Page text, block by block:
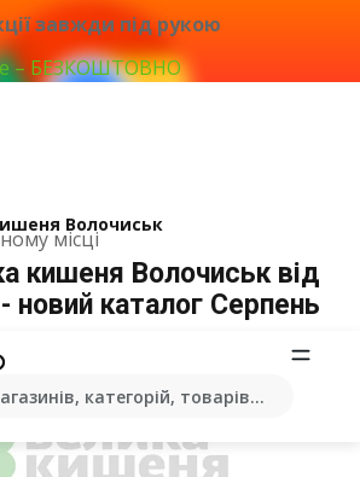
завжди під рукою
– БЕЗКОШТОВНО
місці
категорій, товарів...
Волочиськ
кишеня Волочиськ від
новий каталог Серпень